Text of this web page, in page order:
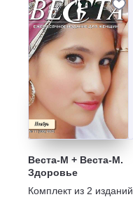
Веста-М + Веста-М.
Здоровье
Комплект из 2 изданий